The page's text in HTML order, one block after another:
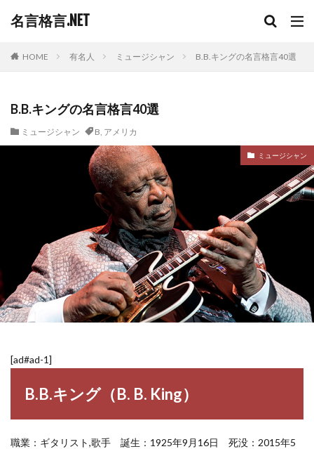
名言格言.NET
HOME 有名人 ミュージシャン B.B.キングの名言格言40選
B.B.キングの名言格言40選
ミュージシャン B, アメリカ
ミュージシャン
[ad#ad-1]
B.B.キング（B. B. King）
職業：ギタリスト,歌手 誕生：1925年9月16日 死没：2015年5